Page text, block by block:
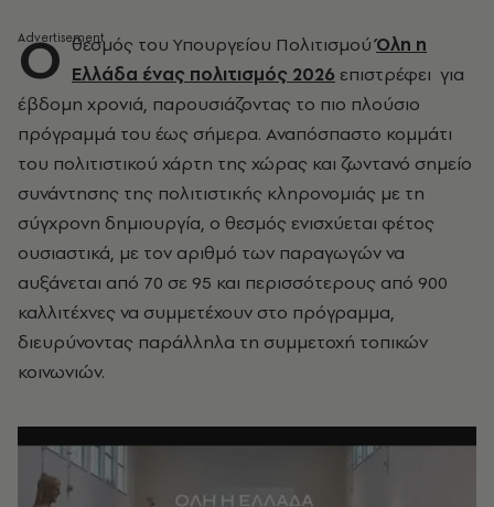
Ο θεσμός του Υπουργείου ΠολιτισμούΌλη η
Ελλάδα ένας πολιτισμός 2026 επιστρέφει για
έβδομη χρονιά, παρουσιάζοντας το πιο πλούσιο
πρόγραμμά του έως σήμερα. Αναπόσπαστο κομμάτι
του πολιτιστικού χάρτη της χώρας και ζωντανό σημείο
συνάντησης της πολιτιστικής κληρονομιάς με τη
σύγχρονη δημιουργία, ο θεσμός ενισχύεται φέτος
ουσιαστικά, με τον αριθμό των παραγωγών να
αυξάνεται από 70 σε 95 και περισσότερους από 900
καλλιτέχνες να συμμετέχουν στο πρόγραμμα,
διευρύνοντας παράλληλα τη συμμετοχή τοπικών
κοινωνιών.